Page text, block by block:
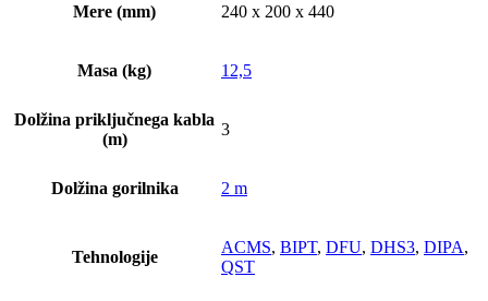
Mere (mm) 240 x 200 x 440
Masa (kg) 12,5
Dolžina priključnega kabla
(m)
3
Dolžina gorilnika 2 m
Tehnologije
ACMS, BIPT, DFU, DHS3, DIPA,
QST